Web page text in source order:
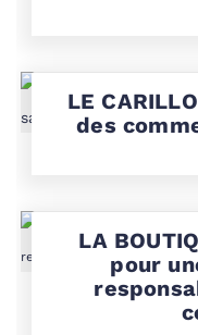
LE
des
LA
pour